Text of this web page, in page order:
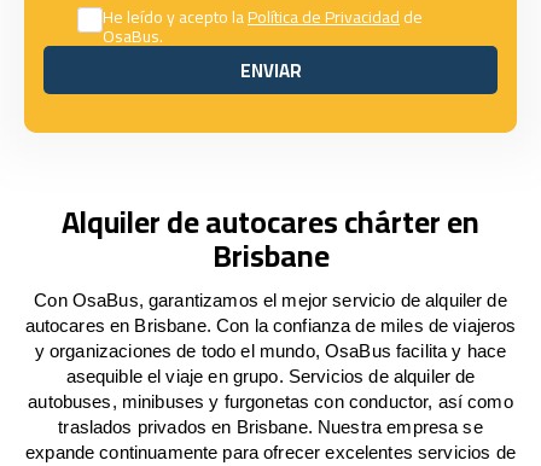
He leído y acepto laPolítica de Privacidadde
OsaBus.
ENVIAR
ENVIAR
Alquiler de autocares chárter en
Brisbane
Con OsaBus, garantizamos el mejor servicio de alquiler de
autocares en Brisbane. Con la confianza de miles de viajeros
y organizaciones de todo el mundo, OsaBus facilita y hace
asequible el viaje en grupo. Servicios de alquiler de
autobuses, minibuses y furgonetas con conductor, así como
traslados privados en Brisbane. Nuestra empresa se
expande continuamente para ofrecer excelentes servicios de